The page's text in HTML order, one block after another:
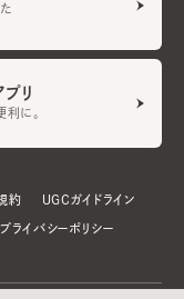
リ
利に。
約 UGCガイドライン
プライバシーポリシー